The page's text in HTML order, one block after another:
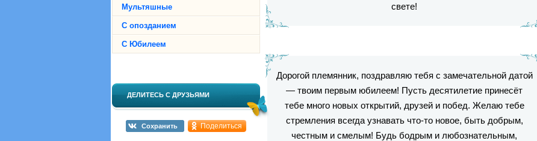
свете!
Дорогой племянник, поздравляю тебя с замечательной датой
— твоим первым юбилеем! Пусть десятилетие принесёт
тебе много новых открытий, друзей и побед. Желаю тебе
стремления всегда узнавать что-то новое, быть добрым,
честным и смелым! Будь бодрым и любознательным,
Мультяшные
С опозданием
С Юбилеем
ДЕЛИТЕСЬ С ДРУЗЬЯМИ
Сохранить Поделиться